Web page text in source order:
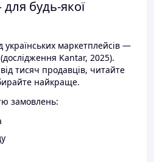
будь-якої
українських маркетплейсів —
Kantar, 2025).
тисяч продавців, читайте
найкраще.
замовлень: